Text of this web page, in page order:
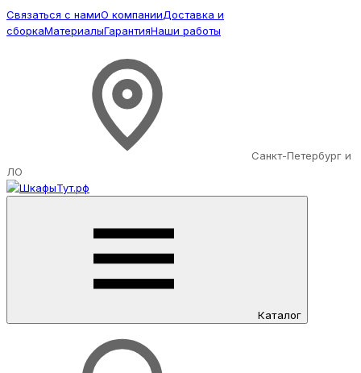
Связаться с намиО компанииДоставка и
сборкаМатериалыГарантияНаши работы
Санкт-Петербург и
ЛО
Каталог